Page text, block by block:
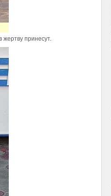
жертву принесут.